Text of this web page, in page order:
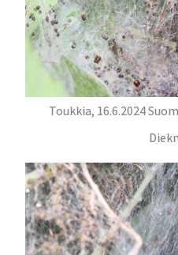
Toukkia, 16.6.2024